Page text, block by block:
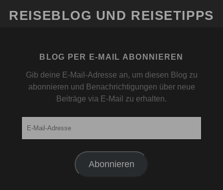
REISEBLOG UND REISETIPPS
BLOG PER E-MAIL ABONNIEREN
Gib deine E-Mail-Adresse an, um diesen Blog zu
abonnieren und Benachrichtigungen über neue
Beiträge via E-Mail zu erhalten.
Abonnieren